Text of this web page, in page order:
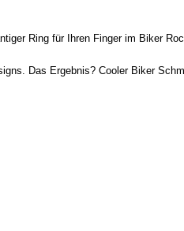
Ring für Ihren Finger im Biker
Das Ergebnis? Cooler Biker